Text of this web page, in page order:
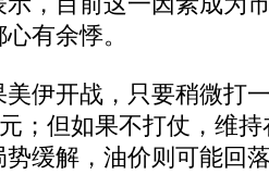
有余悸。
开战，只要稍微打
；但如果不打仗，维
缓解，油价则可能回